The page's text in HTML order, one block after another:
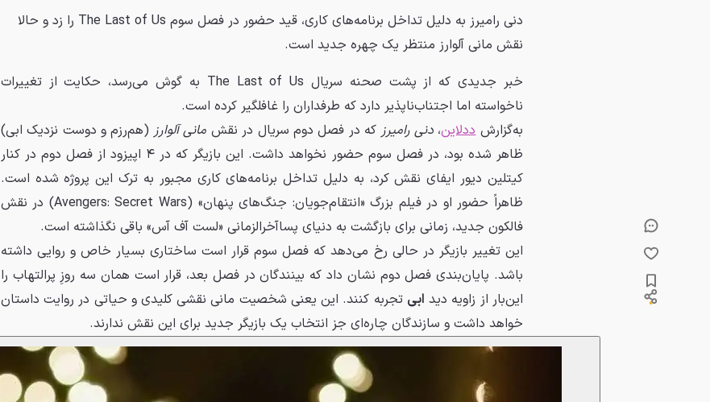
دنی رامیرز به دلیل تداخل برنامه‌های کاری، قید حضور در فصل سوم The Last of Us را زد و حالا
نقش مانی آلوارز منتظر یک چهره جدید است.
خبر جدیدی که از پشت صحنه سریال The Last of Us به گوش می‌رسد، حکایت از تغییرات
ناخواسته اما اجتناب‌ناپذیر دارد که طرفداران را غافلگیر کرده است.
به‌گزارشددلاین، دنی رامیرز که در فصل دوم سریال در نقش مانی آلوارز (هم‌رزم و دوست نزدیک ابی)
ظاهر شده بود، در فصل سوم حضور نخواهد داشت. این بازیگر که در ۴ اپیزود از فصل دوم در کنار
کیتلین دیور ایفای نقش کرد، به دلیل تداخل برنامه‌های کاری مجبور به ترک این پروژه شده است.
ظاهراً حضور او در فیلم بزرگ «انتقام‌جویان: جنگ‌های پنهان» (Avengers: Secret Wars) در نقش
فالکون جدید، زمانی برای بازگشت به دنیای پسا‌آخرالزمانی «لست آف آس» باقی نگذاشته است.
این تغییر بازیگر در حالی رخ می‌دهد که فصل سوم قرار است ساختاری بسیار خاص و روایی داشته
باشد. پایان‌بندی فصل دوم نشان داد که بینندگان در فصل بعد، قرار است همان سه روزِ پرالتهاب را
این‌بار از زاویه دید ابی تجربه کنند. این یعنی شخصیت مانی نقشی کلیدی و حیاتی در روایت داستان
خواهد داشت و سازندگان چاره‌ای جز انتخاب یک بازیگر جدید برای این نقش ندارند.